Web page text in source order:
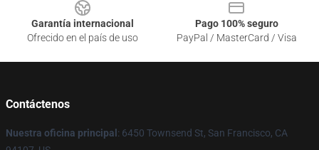
Garantía internacional
Ofrecido en el país de uso
Pago 100% seguro
PayPal / MasterCard / Visa
Contáctenos
Nuestra oficina principal : 6450 Townsend St, San Francisco, CA